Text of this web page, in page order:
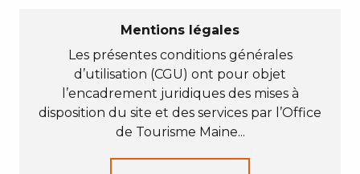
Mentions légales
Les présentes conditions générales
d’utilisation (CGU) ont pour objet
l’encadrement juridiques des mises à
disposition du site et des services par l’Office
de Tourisme Maine...